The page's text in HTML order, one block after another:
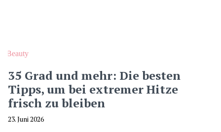
Beauty
35 Grad und mehr: Die besten
Tipps, um bei extremer Hitze
frisch zu bleiben
23. Juni 2026